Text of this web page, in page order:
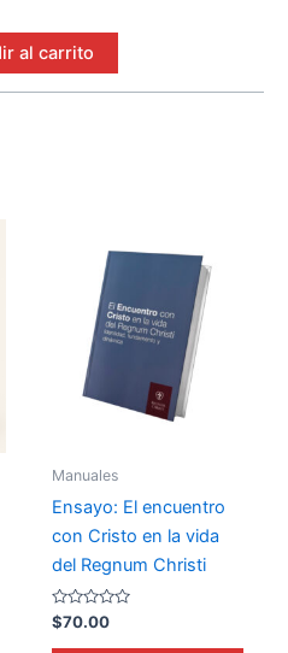
al carrito
Manuales
Ensayo: El encuentro
con Cristo en la vida
del Regnum Christi
Valorado
en
0
$70.00